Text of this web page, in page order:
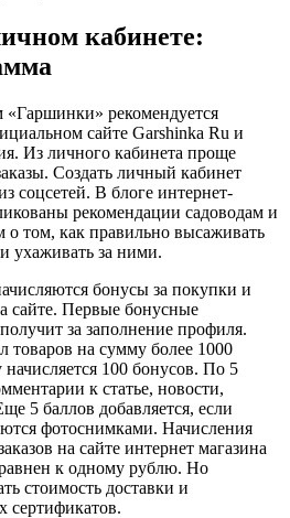
кабинете:
рекомендуется
сайте Garshinka Ru и
Из личного кабинета проще
Создать личный кабинет
соцсетей. В блоге интернет-
рекомендации садоводам и
том, как правильно высаживать
ухаживать за ними.
бонусы за покупки и
сайте. Первые бонусные
за заполнение профиля.
товаров на сумму более 1000
100 бонусов. По 5
к статье, новости,
5 баллов добавляется, если
фотоснимками. Начисления
на сайте интернет магазина
к одному рублю. Но
стоимость доставки и
сертификатов.